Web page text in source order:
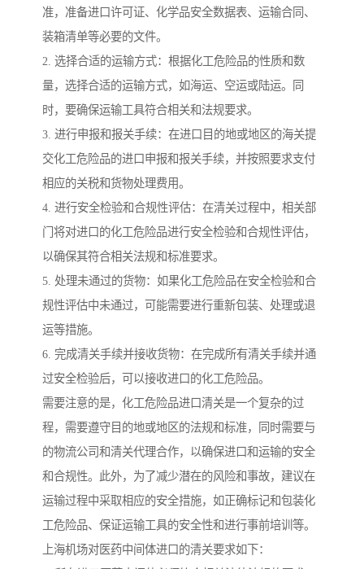
准，准备进口许可证、化学品安全数据表、运输合同、
装箱清单等必要的文件。
2. 选择合适的运输方式：根据化工危险品的性质和数
量，选择合适的运输方式，如海运、空运或陆运。同
时，要确保运输工具符合相关和法规要求。
3. 进行申报和报关手续：在进口目的地或地区的海关提
交化工危险品的进口申报和报关手续，并按照要求支付
相应的关税和货物处理费用。
4. 进行安全检验和合规性评估：在清关过程中，相关部
门将对进口的化工危险品进行安全检验和合规性评估，
以确保其符合相关法规和标准要求。
5. 处理未通过的货物：如果化工危险品在安全检验和合
规性评估中未通过，可能需要进行重新包装、处理或退
运等措施。
6. 完成清关手续并接收货物：在完成所有清关手续并通
过安全检验后，可以接收进口的化工危险品。
需要注意的是，化工危险品进口清关是一个复杂的过
程，需要遵守目的地或地区的法规和标准，同时需要与
的物流公司和清关代理合作，以确保进口和运输的安全
和合规性。此外，为了减少潜在的风险和事故，建议在
运输过程中采取相应的安全措施，如正确标记和包装化
工危险品、保证运输工具的安全性和进行事前培训等。
上海机场对医药中间体进口的清关要求如下：